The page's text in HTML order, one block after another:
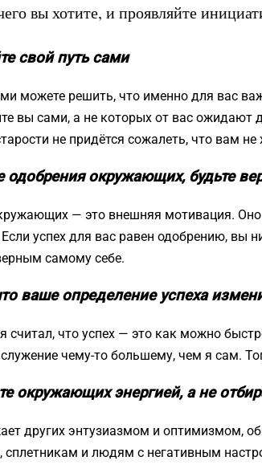
вы хотите, и проявляйте
свой путь сами
можете решить, что именно для вас
вы сами, а не которых от вас ожидают
не придётся сожалеть, что вам
одобрения окружающих, будьте
— это внешняя мотивация. Оно
успех для вас равен одобрению, вы
самому себе.
ваше определение успеха
считал, что успех — это как можно
чему-то большему, чем я сам.
окружающих энергией, а не
других энтузиазмом и оптимизмом,
сплетникам и людям с негативным